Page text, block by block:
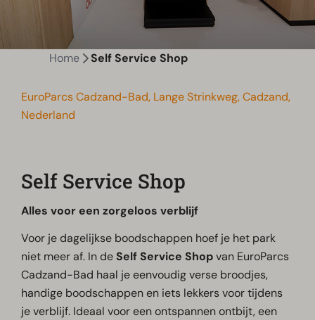
Home Self Service Shop
EuroParcs Cadzand-Bad, Lange Strinkweg, Cadzand,
Nederland
Self Service Shop
Alles voor een zorgeloos verblijf
Voor je dagelijkse boodschappen hoef je het park
niet meer af. In de Self Service Shopvan EuroParcs
Cadzand-Bad haal je eenvoudig verse broodjes,
handige boodschappen en iets lekkers voor tijdens
je verblijf. Ideaal voor een ontspannen ontbijt, een